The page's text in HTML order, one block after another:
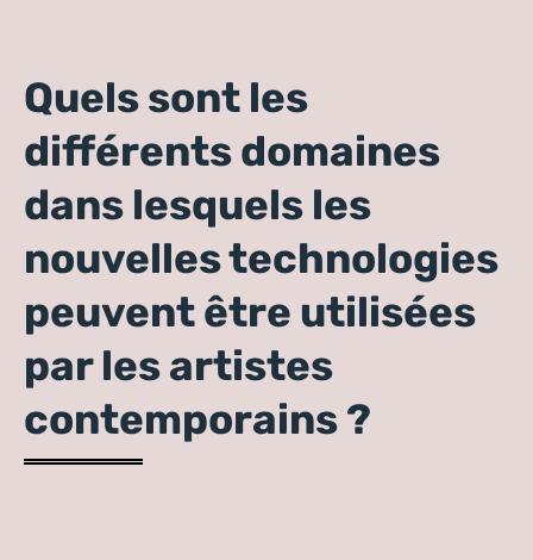
Quels sont les
différents domaines
dans lesquels les
nouvelles technologies
peuvent être utilisées
par les artistes
contemporains ?